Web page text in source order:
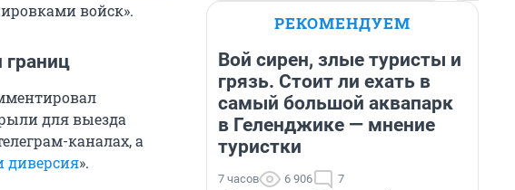
войск».
границ
для выезда
каналах, а
диверсия».
РЕКОМЕНДУЕМ
Вой сирен, злые туристы и
грязь. Стоит ли ехать в
самый большой аквапарк
в Геленджике — мнение
туристки
7 часов 6 906 7